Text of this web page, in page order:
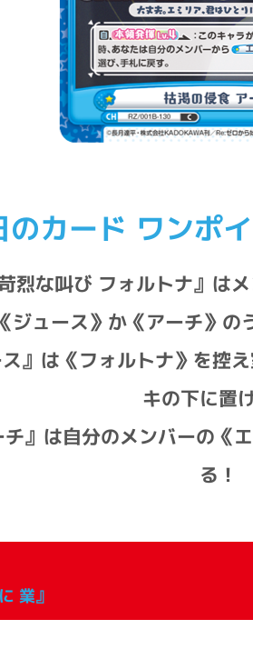
のカード ワンポ
苛烈な叫び フォルトナ』は
ジュース》か《アーチ》
ス』は《フォルトナ》を控
キの下に置
チ』は自分のメンバーの《
る！
業』